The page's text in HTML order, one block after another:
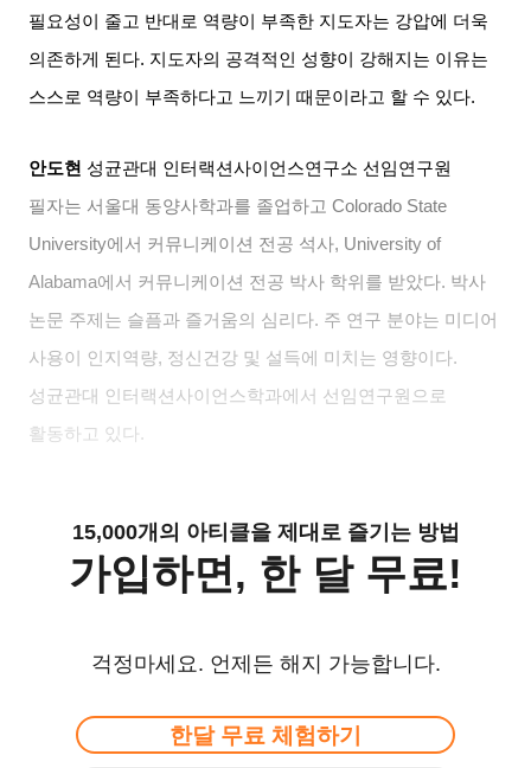
필요성이 줄고 반대로 역량이 부족한 지도자는 강압에 더욱
의존하게 된다. 지도자의 공격적인 성향이 강해지는 이유는
스스로 역량이 부족하다고 느끼기 때문이라고 할 수 있다.
안도현 성균관대 인터랙션사이언스연구소 선임연구원
필자는 서울대 동양사학과를 졸업하고 Colorado State
University에서 커뮤니케이션 전공 석사, University of
Alabama에서 커뮤니케이션 전공 박사 학위를 받았다. 박사
논문 주제는 슬픔과 즐거움의 심리다. 주 연구 분야는 미디어
사용이 인지역량, 정신건강 및 설득에 미치는 영향이다.
성균관대 인터랙션사이언스학과에서 선임연구원으로
활동하고 있다 .
15,000개의 아티클을 제대로 즐기는 방법
가입하면, 한 달 무료!
걱정마세요. 언제든 해지 가능합니다.
한달 무료 체험하기